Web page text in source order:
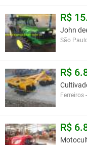
2 bicos defletores tipo
Reservatório com
potável.
Código:
Você assume toda a
R$
John
São
R$
Ferreiros
R$